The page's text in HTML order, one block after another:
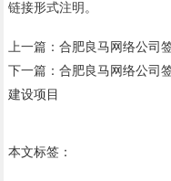
链接形式注明。
上一篇： 合肥良马网络公司
下一篇： 合肥良马网络公司
建设项目
本文标签：